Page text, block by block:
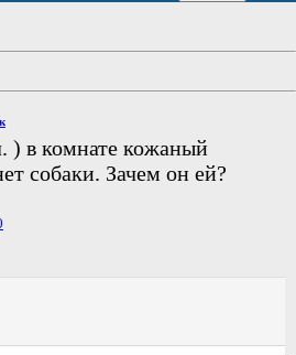
) в комнате кожаный
собаки. Зачем он ей?